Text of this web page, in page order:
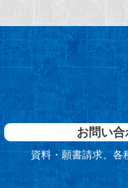
お問い
資料・願書請求、各